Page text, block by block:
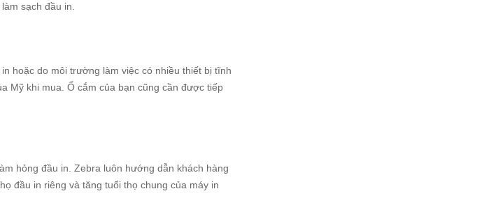
sạch đầu in.
hoặc do môi trường làm việc có nhiều thiết bị tĩnh
Mỹ khi mua. Ổ cắm của bạn cũng cần được tiếp
hỏng đầu in. Zebra luôn hướng dẫn khách hàng
đầu in riêng và tăng tuổi thọ chung của máy in